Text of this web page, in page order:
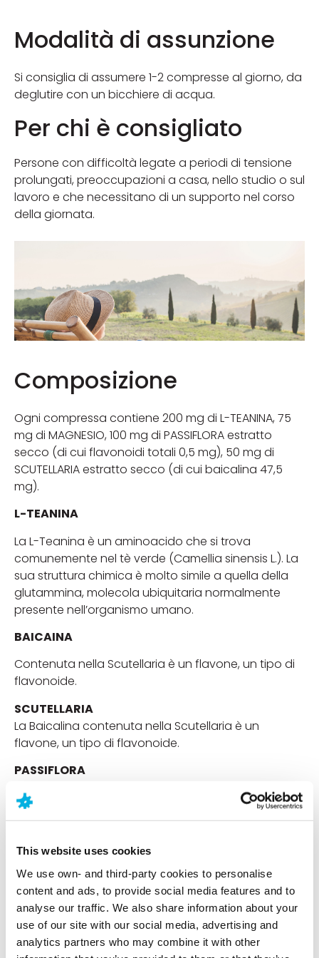
This website uses cookies
We use own- and third-party cookies to personalise
content and ads, to provide social media features and to
analyse our traffic. We also share information about your
use of our site with our social media, advertising and
analytics partners who may combine it with other
Modalità di assunzione
Si consiglia di assumere 1-2 compresse al giorno, da
deglutire con un bicchiere di acqua.
Per chi è consigliato
Persone con difficoltà legate a periodi di tensione
prolungati, preoccupazioni a casa, nello studio o sul
lavoro e che necessitano di un supporto nel corso
della giornata.
Composizione
Ogni compressa contiene 200 mg di L-TEANINA, 75
mg di MAGNESIO, 100 mg di PASSIFLORA estratto
secco (di cui flavonoidi totali 0,5 mg), 50 mg di
SCUTELLARIA estratto secco (di cui baicalina 47,5
mg).
L-TEANINA
La L-Teanina è un aminoacido che si trova
comunemente nel tè verde (Camellia sinensis L.). La
sua struttura chimica è molto simile a quella della
glutammina, molecola ubiquitaria normalmente
presente nell’organismo umano.
BAICAINA
Contenuta nella Scutellaria è un flavone, un tipo di
flavonoide.
SCUTELLARIA
La Baicalina contenuta nella Scutellaria è un
flavone, un tipo di flavonoide.
PASSIFLORA
Passiflora L. è un genere di Passifloraceae che
comprende circa 465 specie di piante erbacee
perenni ed annuali, arbusti dal portamento
6 m, originarie dell’America centro-meridionale. La
Passiflora L. favorisce il rilassamento in caso di stress
e contribuisce al benessere mentale.
MAGNESIO
Il Magnesio contribuisce al normale metabolismo
energetico e alla normale funzione del sistema